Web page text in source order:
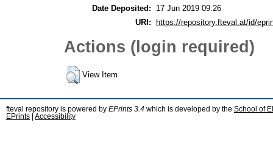
Date Deposited:
17 Jun 2019 09:26
URI:
https://repository.fteval.at/id/
Actions (login required)
View Item
fteval repository is powered by EPrints 3.4 which is developed by the School of
EPrints
Accessibility